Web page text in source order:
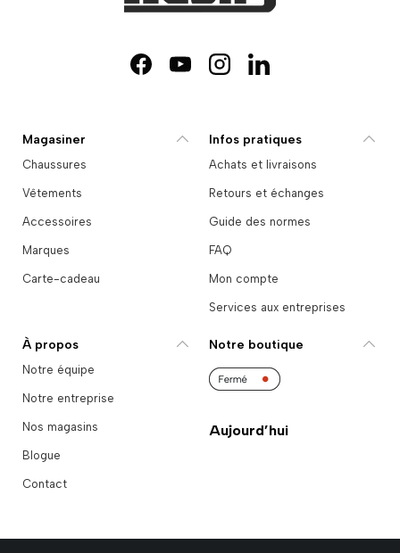
FacebookYouTubeInstagramLinkedIn
Magasiner
Chaussures
Vêtements
Accessoires
Marques
Carte-cadeau
Infos pratiques
Achats et livraisons
Retours et échanges
Guide des normes
FAQ
Mon compte
Services aux entreprises
À propos
Notre équipe
Notre entreprise
Nos magasins
Blogue
Contact
Notre boutique
Aujourd’hui